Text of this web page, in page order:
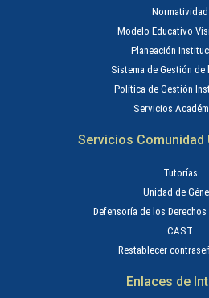
Normatividad
Modelo Educativo
Planeación
Sistema de Gestión de
Política de Gestión
Servicios
Servicios Comunidad
Tutorías
Unidad de
Defensoría de los
CAST
Restablecer
Enlaces de